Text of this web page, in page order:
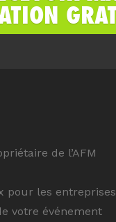
de l’AFM
pour les entreprises
votre événement